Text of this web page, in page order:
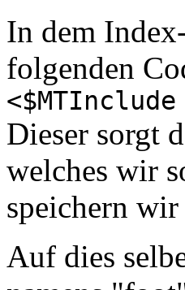
In dem
folgenden
Dieser sorgt
welches wir
speichern wir
Auf dies